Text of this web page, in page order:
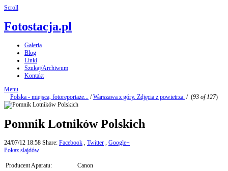
Scroll
Fotostacja.pl
Galeria
Blog
Linki
Szukaj/Archiwum
Kontakt
Menu
Polska - miejsca, fotoreportaże... /Warszawa z góry. Zdjęcia z powietrza. / (93 of 127)
Pomnik Lotników Polskich
24/07/12 18:58 Share: Facebook , Twitter , Google+
Pokaz slajdów
Producent Aparatu:
Canon